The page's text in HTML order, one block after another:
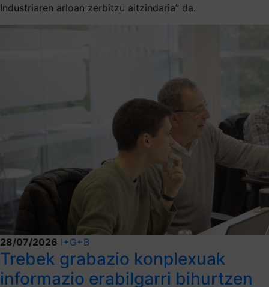
Industriaren arloan zerbitzu aitzindaria” da.
28/07/2026 I+G+B
Trebek grabazio konplexuak
informazio erabilgarri bihurtzen